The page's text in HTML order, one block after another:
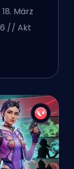
März
// Akt